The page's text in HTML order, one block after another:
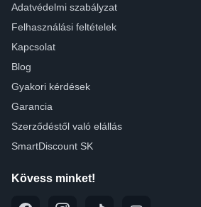
Adatvédelmi szabályzat
Felhasználási feltételek
Kapcsolat
Blog
Gyakori kérdések
Garancia
Szerződéstől való elállás
SmartDiscount SK
Kövess minket!